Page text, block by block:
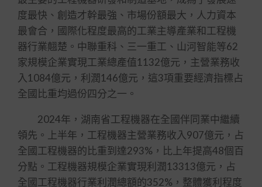
度最快、創造才幹最強、市場份額最大，人力資本
最會合，國際化程度最高的工業主導產業和工程機
器行業翹楚。中聯重科、三一重工、山河智能等62
家規模企業實現工業總產值1132億元，主營業務收
入1084億元，利潤146億元，這3項重要經濟指標占
全國比重均過份四分之一。
2024年，湖南省工程機器在全國伴同業中繼續
領先。上半年，工程機器主營業務收入907億元，占
全國工程機器的比重到達293%，比上年提高48個百
分點。工程機器規模企業實現利潤13313億元，占
全國工程機器行業利潤總額的352%，整體獲利程度